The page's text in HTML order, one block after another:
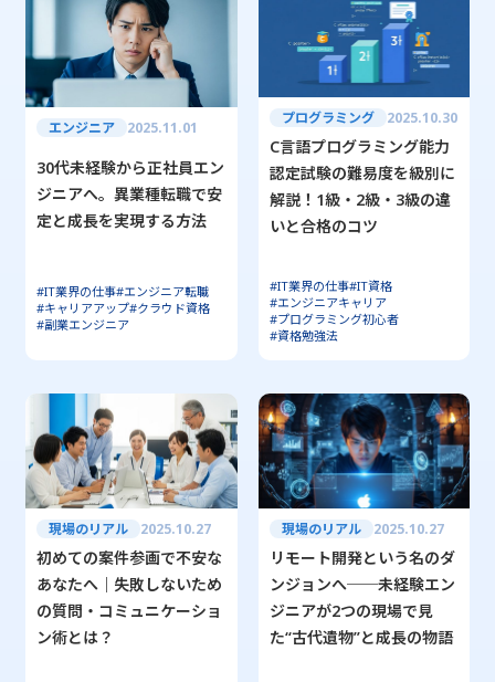
エンジニア 2025.11.01
30代未経験から正社員エン
ジニアへ。異業種転職で安
定と成長を実現する方法
#IT業界の仕事#エンジニア転職
#キャリアアップ#クラウド資格
#副業エンジニア
プログラミング 2025.10.30
C言語プログラミング能力
認定試験の難易度を級別に
解説！1級・2級・3級の違
いと合格のコツ
#IT業界の仕事#IT資格
#エンジニアキャリア
#プログラミング初心者
#資格勉強法
現場のリアル 2025.10.27
初めての案件参画で不安な
あなたへ｜失敗しないため
の質問・コミュニケーショ
ン術とは？
現場のリアル 2025.10.27
リモート開発という名のダ
ンジョンへ──未経験エン
ジニアが2つの現場で見
た“古代遺物”と成長の物語